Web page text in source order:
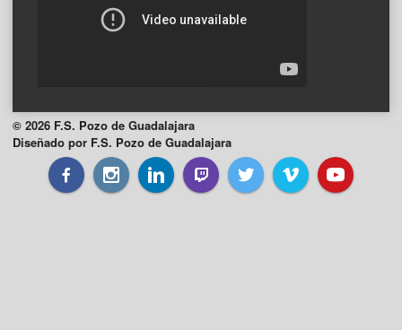
© 2026 F.S. Pozo de Guadalajara
Diseñado por F.S. Pozo de Guadalajara